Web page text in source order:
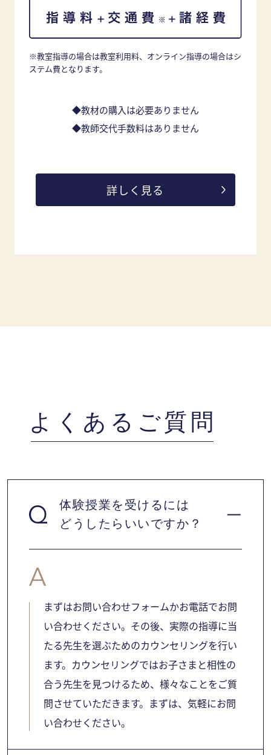
※教室指導の場合は教室利用料、オンライン指導の場合はシ
ステム費となります。
◆教材の購入は必要ありません
◆教師交代手数料はありません
詳しく見る
よくあるご質問
体験授業を受けるには
どうしたらいいですか？
まずはお問い合わせフォームかお電話でお問
い合わせください。その後、実際の指導に当
たる先生を選ぶためのカウンセリングを行い
ます。カウンセリングではお子さまと相性の
合う先生を見つけるため、様々なことをご質
問させていただきます。まずは、気軽にお問
い合わせください。